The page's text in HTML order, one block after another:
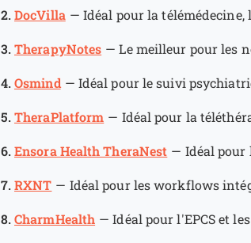
2.DocVilla —Idéal pour la
3.TherapyNotes —Le meilleur pour les
4.Osmind — Idéal pour le suivi
5.TheraPlatform — Idéal pour la
6.Ensora Health TheraNest — Idéal pour
7.RXNT — Idéal pour les workflows
8.CharmHealth —Idéal pour l'EPCS et